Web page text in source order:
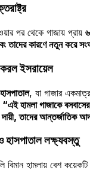
পর থেকে গাজায় প্রায়
তাদের কারণে নতুন করে
করল ইসরায়েল
, যা গাজার
“এই হামলা গাজাকে
তাদের আন্তর্জাতিক
হাসপাতাল লক্ষ্যবস্তু
বিমান হামলায় বেশ